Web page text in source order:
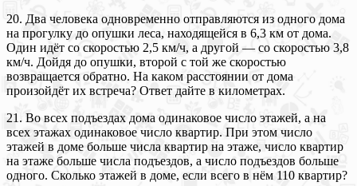
20. Два человека одновременно отправляются из одного дома
на прогулку до опушки леса, находящейся в 6,3 км от дома.
Один идёт со скоростью 2,5 км/ч, а другой — со скоростью 3,8
км/ч. Дойдя до опушки, второй с той же скоростью
возвращается обратно. На каком расстоянии от дома
произойдёт их встреча? Ответ дайте в километрах.
21. Во всех подъездах дома одинаковое число этажей, а на
всех этажах одинаковое число квартир. При этом число
этажей в доме больше числа квартир на этаже, число квартир
на этаже больше числа подъездов, а число подъездов больше
одного. Сколько этажей в доме, если всего в нём 110 квартир?